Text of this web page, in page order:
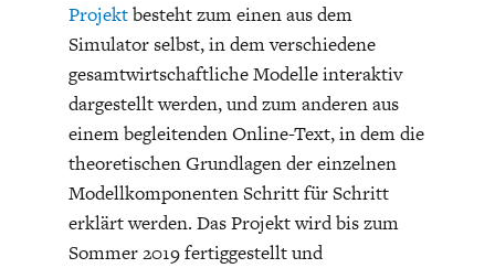
UNGLEICHHEIT UND
MACHT
EUROPA
Projektbesteht zum einen aus dem
Simulator selbst, in dem verschiedene
gesamtwirtschaftliche Modelle interaktiv
dargestellt werden, und zum anderen aus
einem begleitenden Online-Text, in dem die
theoretischen Grundlagen der einzelnen
Modellkomponenten Schritt für Schritt
erklärt werden. Das Projekt wird bis zum
Sommer 2019 fertiggestellt und